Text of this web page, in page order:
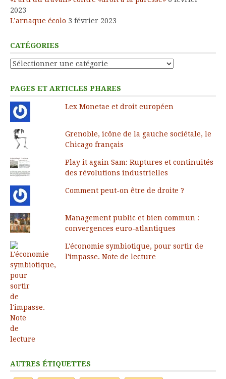
2023
L’arnaque écolo 3 février 2023
CATÉGORIES
Catégories
PAGES ET ARTICLES PHARES
Lex Monetae et droit européen
Grenoble, icône de la gauche sociétale, le
Chicago français
Play it again Sam: Ruptures et continuités
des révolutions industrielles
Comment peut-on être de droite ?
Management public et bien commun :
convergences euro-atlantiques
L'économie symbiotique, pour sortir de
l'impasse. Note de lecture
AUTRES ÉTIQUETTES